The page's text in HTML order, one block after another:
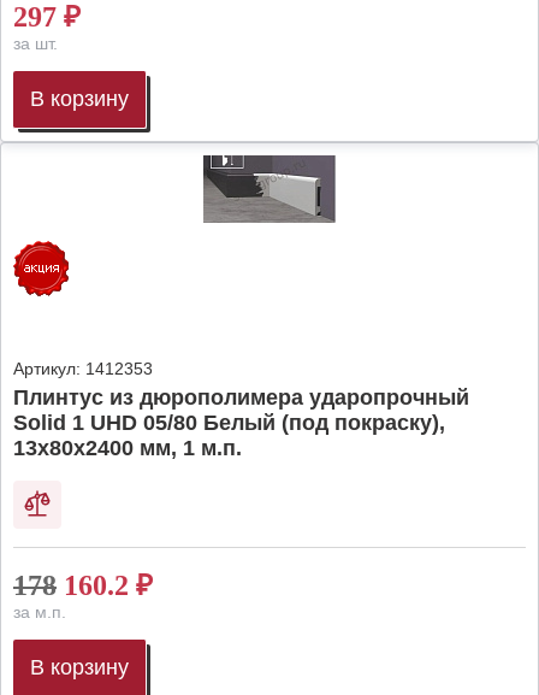
297 ₽
за шт.
В корзину
Артикул: 1412353
Плинтус из дюрополимера ударопрочный
Solid 1 UHD 05/80 Белый (под покраску),
13х80х2400 мм, 1 м.п.
178 160.2 ₽
за м.п.
В корзину